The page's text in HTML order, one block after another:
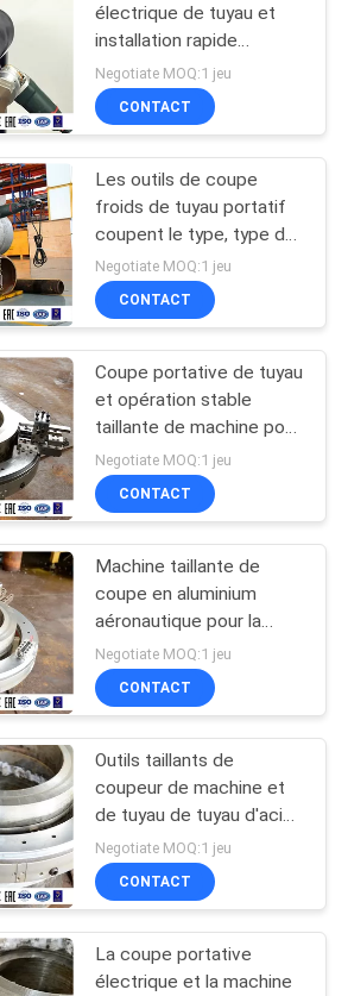
électrique de
machine
pneumatique
et machine
hydraulique
et machine
65
taillante de
18
électrique de tuyau et
installation rapide
taillante de cadre de
fente de machine
Negotiate MOQ:1 jeu
CONTACT
Les outils de coupe
froids de tuyau portatif
coupent le type, type de
bloc supérieur de haute
résistance
Negotiate MOQ:1 jeu
CONTACT
Coupe portative de tuyau
et opération stable
taillante de machine pour
le mur épais lourd
Negotiate MOQ:1 jeu
CONTACT
Machine taillante de
coupe en aluminium
aéronautique pour la
canalisation sur le site
Negotiate MOQ:1 jeu
CONTACT
Outils taillants de
coupeur de machine et
de tuyau de tuyau d'acier
inoxydable portatif
Negotiate MOQ:1 jeu
CONTACT
La coupe portative
électrique et la machine